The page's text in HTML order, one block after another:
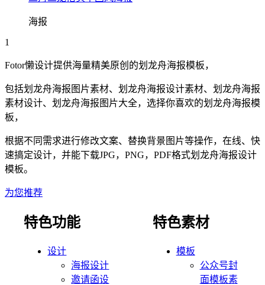
海报
1
Fotor懒设计提供海量精美原创的划龙舟海报模板，
包括划龙舟海报 图片素材、 划龙舟海报设计素材、 划龙舟海报
素材设计、 划龙舟海报 图片大全，选择你喜欢的划龙舟海报模
板，
根据不同需求进行修改文案、替换背景图片等操作，在线、快
速搞定设计，并能下载JPG，PNG，PDF格式划龙舟海报设计
模板。
为您推荐
特色功能
设计
海报设计
邀请函设
特色素材
模板
公众号封
面模板素